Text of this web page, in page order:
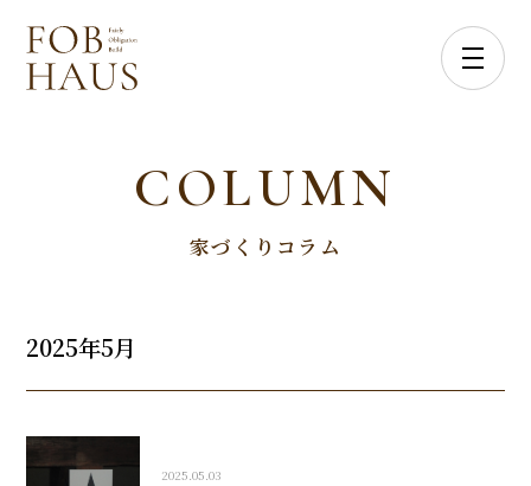
COLUMN
家づくりコラム
2025年5月
2025.05.03